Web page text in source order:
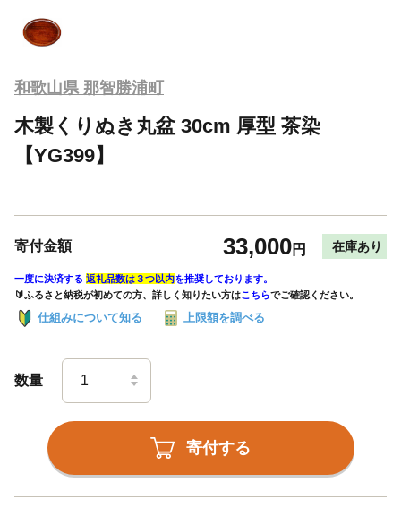
和歌山県 那智勝浦町
木製くりぬき丸盆 30cm 厚型 茶染
【YG399】
寄付金額 33,000円 在庫あり
一度に決済する 返礼品数は３つ以内を推奨しております。
🔰ふるさと納税が初めての方、詳しく知りたい方はこちらでご確認ください。
仕組みについて知る 上限額を調べる
数量
寄付する